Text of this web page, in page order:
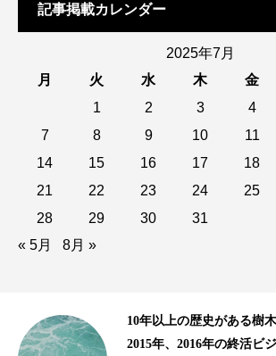
記事掲載カレンダー
2025年7月
月
火 水 木 金
1
2 3 4
7
8 9 10 11
14
15 16 17 18
21
22 23 24 25
28
29 30
31
« 5月
8月 »
10年以上の歴史がある樹
2015年、2016年の終活ビ